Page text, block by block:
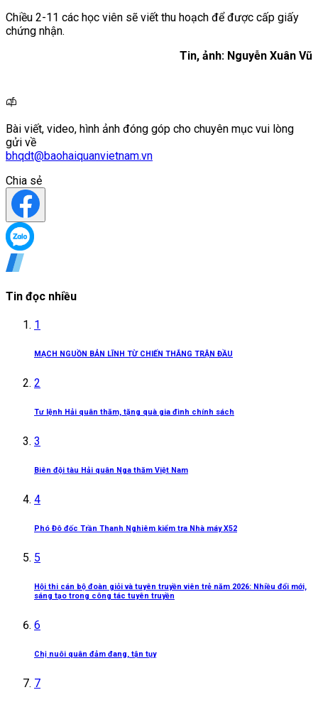
Chiều 2-11 các học viên sẽ viết thu hoạch để được cấp giấy
chứng nhận.
Tin, ảnh: Nguyễn Xuân Vũ
Bài viết, video, hình ảnh đóng góp cho chuyên mục vui lòng
gửi về
bhqdt@baohaiquanvietnam.vn
Chia sẻ
Tin đọc nhiều
1
MẠCH NGUỒN BẢN LĨNH TỪ CHIẾN THẮNG TRẬN ĐẦU
2
Tư lệnh Hải quân thăm, tặng quà gia đình chính sách
3
Biên đội tàu Hải quân Nga thăm Việt Nam
4
Phó Đô đốc Trần Thanh Nghiêm kiểm tra Nhà máy X52
5
Hội thi cán bộ đoàn giỏi và tuyên truyền viên trẻ năm 2026: Nhiều đổi mới,
sáng tạo trong công tác tuyên truyền
6
Chị nuôi quân đảm đang, tận tụy
7